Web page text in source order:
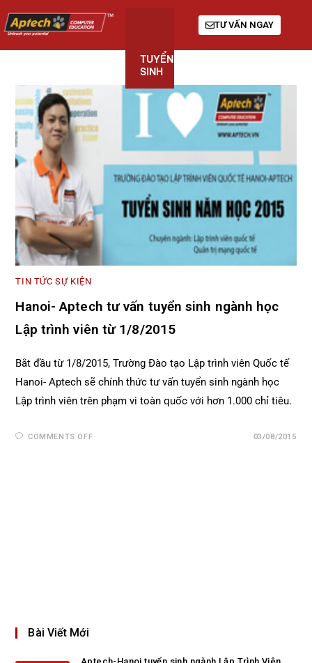
TUYỂN
SINH
TƯ VẤN NGAY
TIN TỨC SỰ KIỆN
Hanoi- Aptech tư vấn tuyển sinh ngành học
Lập trình viên từ 1/8/2015
Bắt đầu từ 1/8/2015, Trường Đào tạo Lập trình viên Quốc tế
Hanoi- Aptech sẽ chính thức tư vấn tuyển sinh ngành học
Lập trình viên trên phạm vi toàn quốc với hơn 1.000 chỉ tiêu.
COMMENTS OFF 03/08/2015
Bài Viết Mới